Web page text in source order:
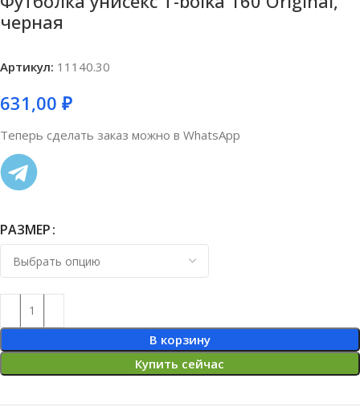
черная
Артикул: 11140.30
631,00 ₽
Теперь сделать заказ можно в WhatsApp
РАЗМЕР
В корзину
Купить сейчас